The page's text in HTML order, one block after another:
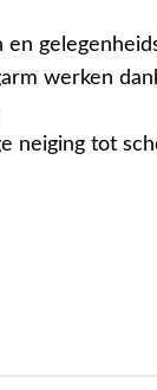
werken
neiging tot